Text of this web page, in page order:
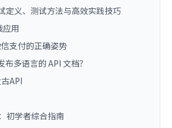
定义、测试方法与高效实践技巧
应用
支付的正确姿势
多语言的 API 文档？
API
初学者综合指南